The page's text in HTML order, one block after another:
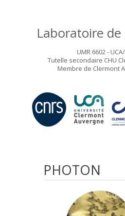
Laboratoire
UMR 6602 -
Tutelle secondaire CHU
Membre de Clermont
PHOTON